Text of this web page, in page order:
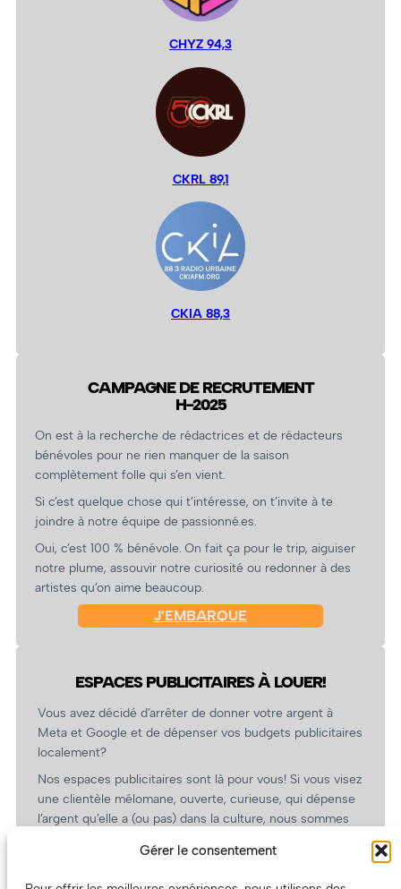
Gérer le consentement
CHYZ 94,3
CKRL 89,1
CKIA 88,3
CAMPAGNE DE RECRUTEMENT
H-2025
On est à la recherche de rédactrices et de rédacteurs
bénévoles pour ne rien manquer de la saison
complètement folle qui s’en vient.
Si c’est quelque chose qui t’intéresse, on t’invite à te
joindre à notre équipe de passionné.es.
Oui, c’est 100 % bénévole. On fait ça pour le trip, aiguiser
notre plume, assouvir notre curiosité ou redonner à des
artistes qu’on aime beaucoup.
J’EMBARQUE
ESPACES PUBLICITAIRES À LOUER!
Vous avez décidé d’arrêter de donner votre argent à
Meta et Google et de dépenser vos budgets publicitaires
localement?
Nos espaces publicitaires sont là pour vous! Si vous visez
une clientèle mélomane, ouverte, curieuse, qui dépense
l’argent qu’elle a (ou pas) dans la culture, nous sommes
revient.